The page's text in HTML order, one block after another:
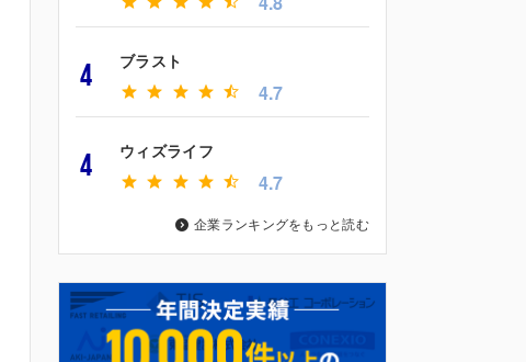
4 ブラスト
4.7
4 ウィズライフ
4.7
企業ランキングをもっと読む